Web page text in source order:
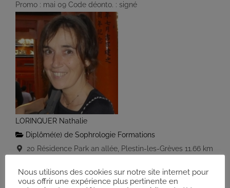
Promo : mai 09 Code déonto. : signé
LORINQUER Nathalie
Diplômé(e) de Sophrologie Formations
20 Résidence Park an allée, Plestin-les-Grèves 11.66 km
contact@nathalielorinquer.com
Nous utilisons des cookies sur notre site internet pour
vous offrir une expérience plus pertinente en